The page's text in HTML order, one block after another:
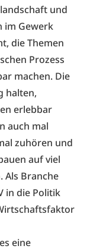
und
im Gewerk
die Themen
Prozess
machen. Die
halten,
erlebbar
auch mal
zuhören und
auf viel
Als Branche
in die Politik
eine